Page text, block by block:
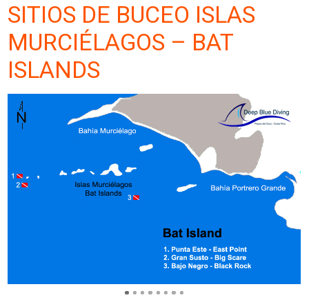
SITIOS DE BUCEO ISLAS
MURCIÉLAGOS – BAT
ISLANDS